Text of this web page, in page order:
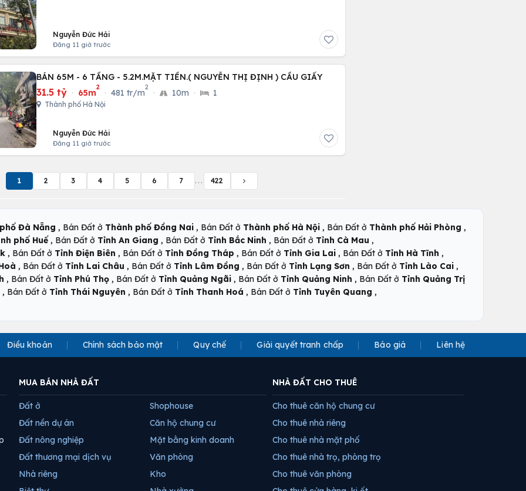
Nguyễn Đức Hải
Đăng 11 giờ trước
BÁN 65M - 6 TẦNG - 5.2M.MẶT TIỀN.( NGUYỄN THỊ ĐỊNH ) CẦU GIẤY
31.5 tỷ · 65m
2
· 481 tr/m
2
· 10m · 1
Thành phố Hà Nội
Nguyễn Đức Hải
Đăng 11 giờ trước
1 2 3 4 5 6 7 ... 422
Đà Nẵng , Bán Đất ở Thành phố Đồng Nai , Bán Đất ở Thành phố Hà Nội , Bán Đất ở Thành phố Hải Phòng ,
phố Huế , Bán Đất ở Tỉnh An Giang , Bán Đất ở Tỉnh Bắc Ninh , Bán Đất ở Tỉnh Cà Mau ,
, Bán Đất ở Tỉnh Điện Biên , Bán Đất ở Tỉnh Đồng Tháp , Bán Đất ở Tỉnh Gia Lai , Bán Đất ở Tỉnh Hà Tĩnh ,
, Bán Đất ở Tỉnh Lai Châu , Bán Đất ở Tỉnh Lâm Đồng , Bán Đất ở Tỉnh Lạng Sơn , Bán Đất ở Tỉnh Lào Cai ,
, Bán Đất ở Tỉnh Phú Thọ , Bán Đất ở Tỉnh Quảng Ngãi , Bán Đất ở Tỉnh Quảng Ninh , Bán Đất ở Tỉnh Quảng Trị
, Bán Đất ở Tỉnh Thái Nguyên , Bán Đất ở Tỉnh Thanh Hoá , Bán Đất ở Tỉnh Tuyên Quang ,
Điều khoản Chính sách bảo mật Quy chế Giải quyết tranh chấp Báo giá Liên hệ
MUA BÁN NHÀ ĐẤT
Đất ở
Đất nền dự án
Đất nông nghiệp
Đất thương mại dịch vụ
Nhà riêng
Shophouse
Căn hộ chung cư
Mặt bằng kinh doanh
Văn phòng
Kho
NHÀ ĐẤT CHO THUÊ
Cho thuê căn hộ chung cư
Cho thuê nhà riêng
Cho thuê nhà mặt phố
Cho thuê nhà trọ, phòng trọ
Cho thuê văn phòng